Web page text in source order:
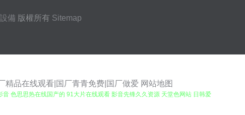
備 版權所有 Sitemap
精品在线观看|国厂青青免费|国厂做爱 网站地图
色思思热在线国产的 91大片在线观看 影音先锋久久资源 天堂色网站 日韩爱